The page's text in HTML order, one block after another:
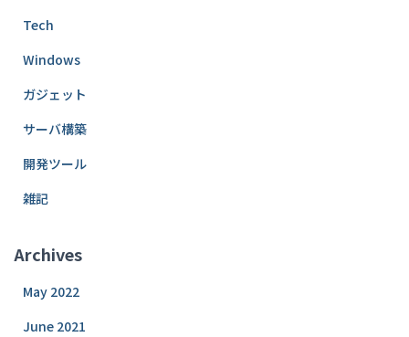
Tech
Windows
ガジェット
サーバ構築
開発ツール
雑記
Archives
May 2022
June 2021